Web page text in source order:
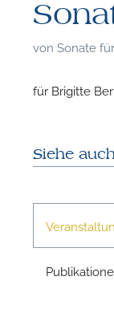
von Sonate
für Brigitte
Siehe